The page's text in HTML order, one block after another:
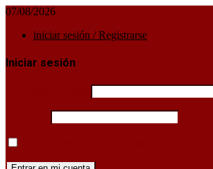
07/08/2026
iniciar sesión / Registrarse
Iniciar sesión